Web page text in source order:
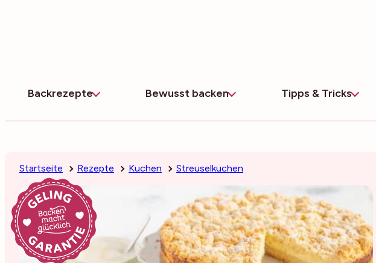
Backrezepte Bewusst backen Tipps & Tricks
Startseite Rezepte Kuchen Streuselkuchen